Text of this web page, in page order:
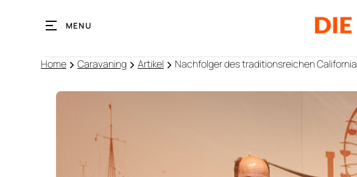
MENU
Home Caravaning Artikel Nachfolger des traditionsreichen California